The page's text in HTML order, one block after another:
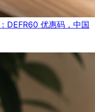
DEFR60 优惠码，中国